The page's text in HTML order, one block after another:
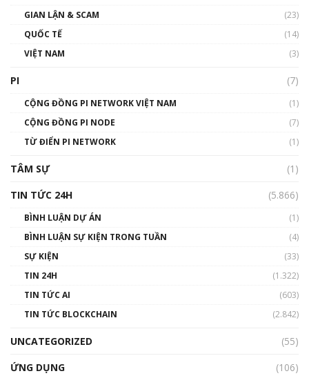
GIAN LẬN & SCAM
(23)
QUỐC TẾ
(14)
VIỆT NAM
(3)
PI (7)
CỘNG ĐỒNG PI NETWORK VIỆT NAM
(1)
CỘNG ĐỒNG PI NODE
(7)
TỪ ĐIỂN PI NETWORK
(1)
TÂM SỰ
(1)
TIN TỨC 24H
(5.866)
BÌNH LUẬN DỰ ÁN
(1)
BÌNH LUẬN SỰ KIỆN TRONG TUẦN
(4)
SỰ KIỆN
(33)
TIN 24H
(1.322)
TIN TỨC AI
(603)
TIN TỨC BLOCKCHAIN
(2.842)
UNCATEGORIZED
(55)
ỨNG DỤNG
(106)